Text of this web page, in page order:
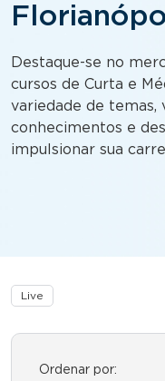
Destaque-se no
cursos de Curta e
variedade de temas,
conhecimentos e
impulsionar sua
Live
Ordenar por: